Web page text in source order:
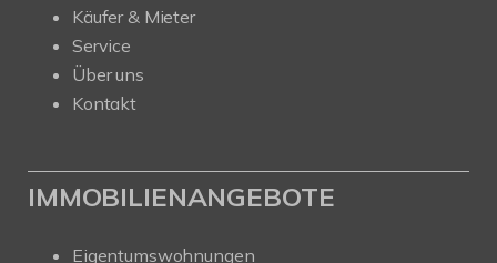
Käufer & Mieter
Service
Über uns
Kontakt
IMMOBILIENANGEBOTE
Eigentumswohnungen